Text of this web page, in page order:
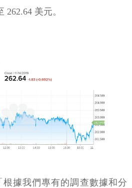
262.64 美元。
根據我們專有的調查數據和分